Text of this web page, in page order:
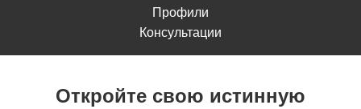
Профили
Консультации
Откройте свою истинную